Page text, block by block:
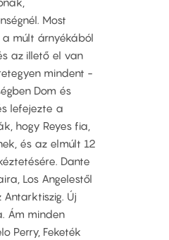
Most
a múlt árnyékából
az illető el van
mindent -
Dom és
lefejezte a
hogy Reyes fia,
és az elmúlt 12
Dante
Los Angelestől
Új
Ám minden
Perry, Feketék